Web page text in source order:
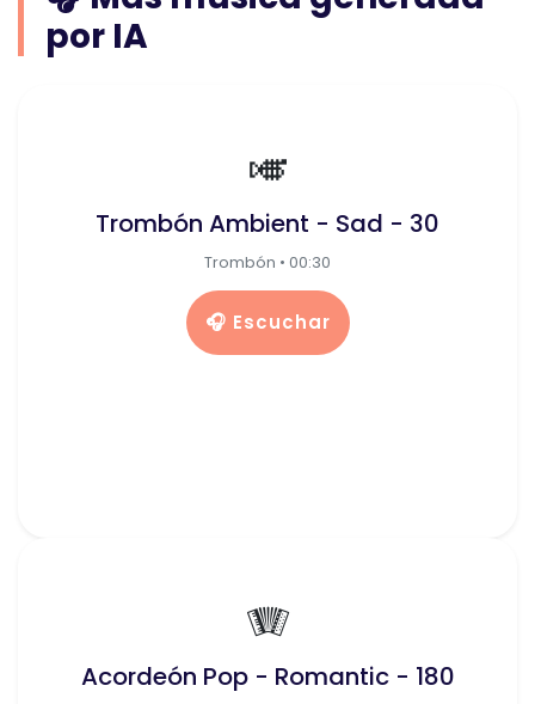
por IA
🎺
Trombón Ambient - Sad - 30
Trombón • 00:30
🎧 Escuchar
🪗
Acordeón Pop - Romantic - 180